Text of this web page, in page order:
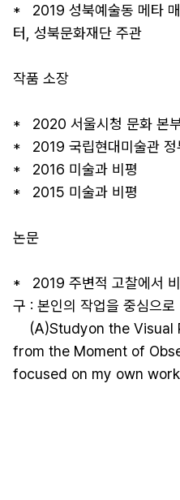
*   2019 성북예술동 메타
터, 성북문화재단 주관
작품 소장
*   2020 서울시청 문화 본
*   2019 국립현대미술관 정
*   2016 미술과 비평
*   2015 미술과 비평
논문
*   2019 주변적 고찰에서
구 : 본인의 작업을 중심으로
from the Moment of
focused on my own